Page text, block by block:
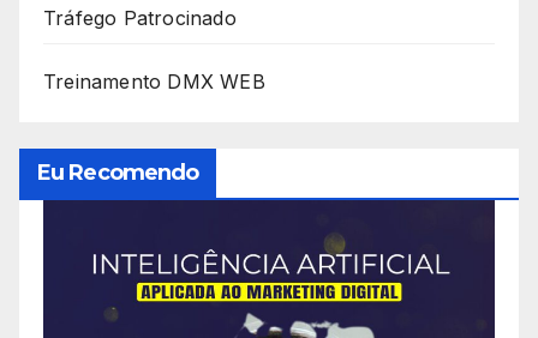
Tráfego Patrocinado
Treinamento DMX WEB
Eu Recomendo